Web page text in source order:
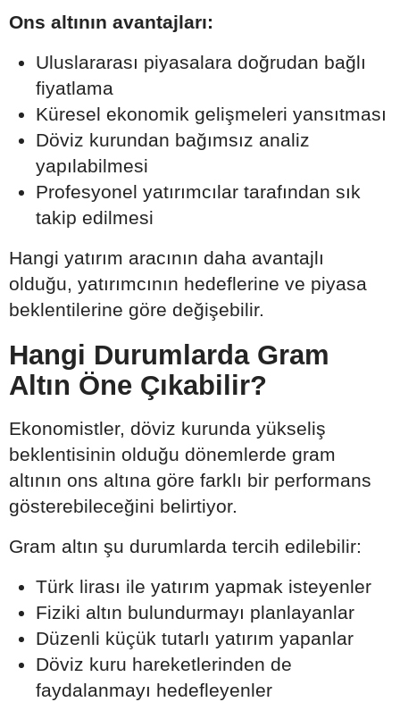
Ons altının avantajları:
Uluslararası piyasalara doğrudan bağlı
fiyatlama
Küresel ekonomik gelişmeleri yansıtması
Döviz kurundan bağımsız analiz
yapılabilmesi
Profesyonel yatırımcılar tarafından sık
takip edilmesi
Hangi yatırım aracının daha avantajlı
olduğu, yatırımcının hedeflerine ve piyasa
beklentilerine göre değişebilir.
Hangi Durumlarda Gram
Altın Öne Çıkabilir?
Ekonomistler, döviz kurunda yükseliş
beklentisinin olduğu dönemlerde gram
altının ons altına göre farklı bir performans
gösterebileceğini belirtiyor.
Gram altın şu durumlarda tercih edilebilir:
Türk lirası ile yatırım yapmak isteyenler
Fiziki altın bulundurmayı planlayanlar
Düzenli küçük tutarlı yatırım yapanlar
Döviz kuru hareketlerinden de
faydalanmayı hedefleyenler